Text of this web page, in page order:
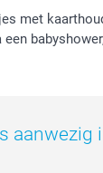
met
een
aanwezig